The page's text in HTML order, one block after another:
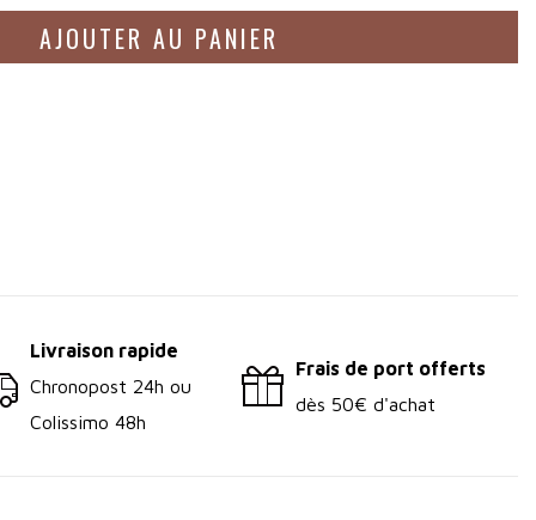
AJOUTER AU PANIER
Livraison rapide
Chronopost 24h ou
Colissimo 48h
Frais de port offerts
dès 50€ d'achat